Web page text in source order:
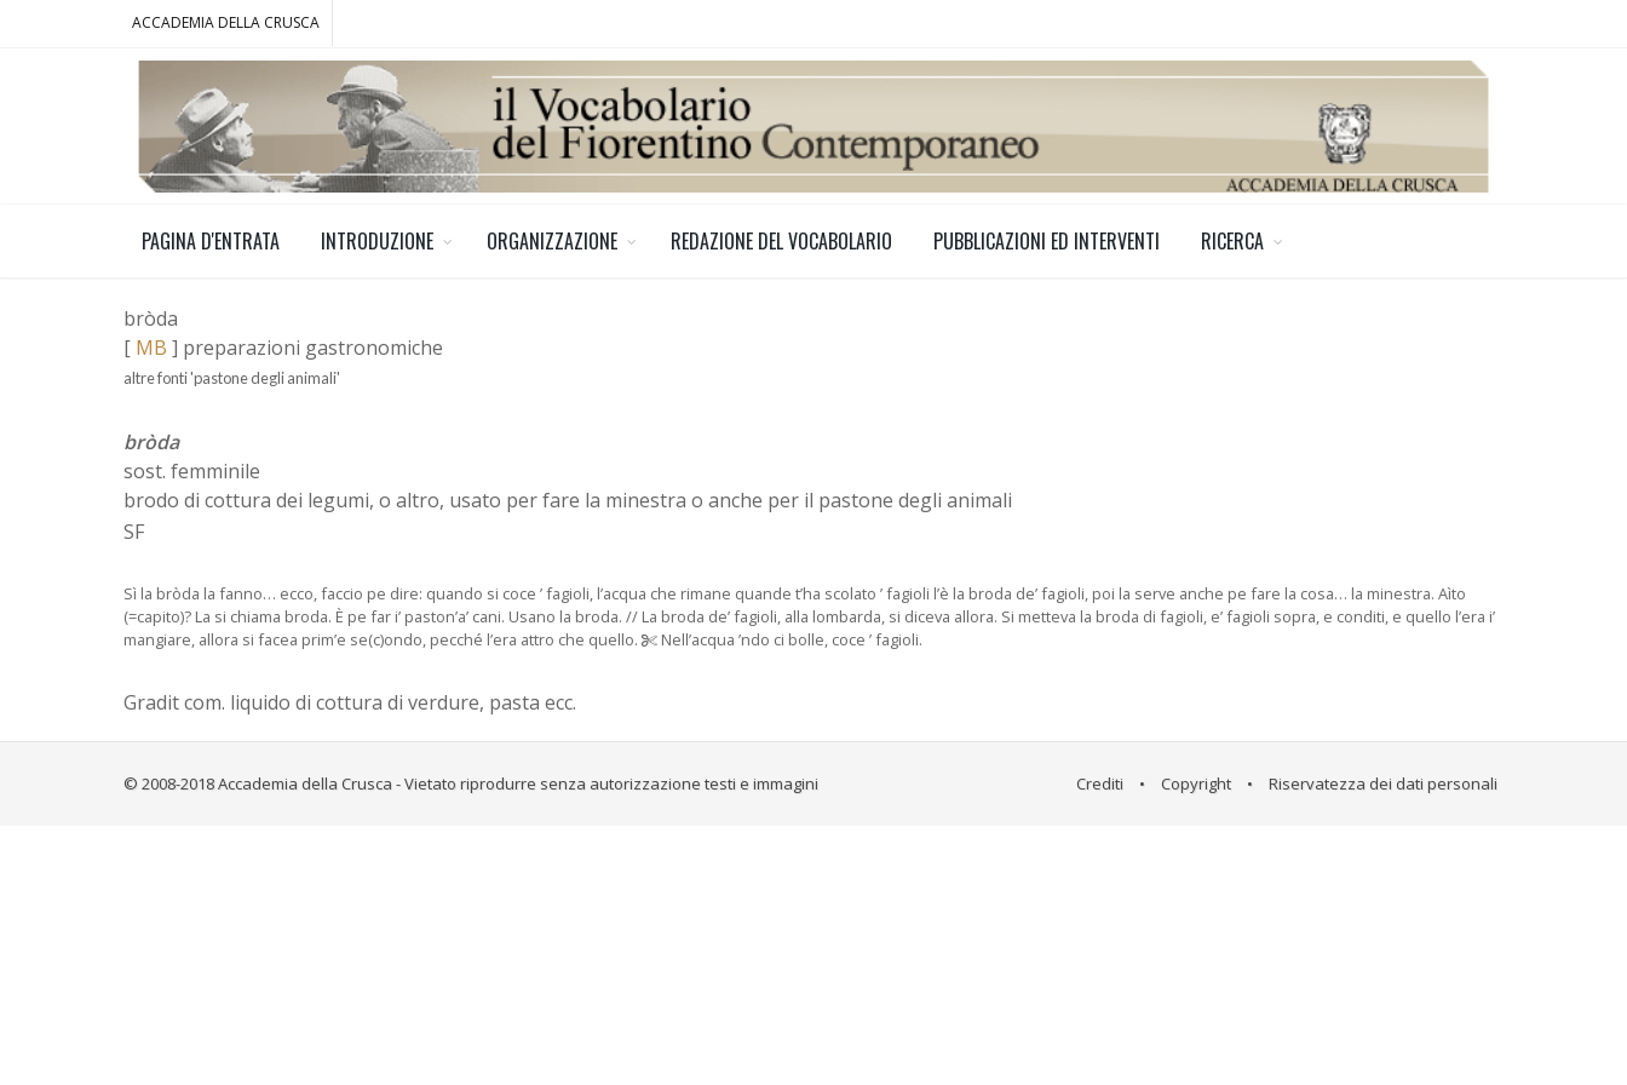
ACCADEMIA DELLA CRUSCA
PAGINA D'ENTRATA INTRODUZIONE ORGANIZZAZIONE REDAZIONE DEL VOCABOLARIO PUBBLICAZIONI ED INTERVENTI RICERCA
bròda
[ MB ] preparazioni gastronomiche
altre fonti 'pastone degli animali'
bròda
sost. femminile
brodo di cottura dei legumi, o altro, usato per fare la minestra o anche per il pastone degli animali
SF
Sì la bròda la fanno… ecco, faccio pe dire: quando si coce ’ fagioli, l’acqua che rimane quande t’ha scolato ’ fagioli l’è la broda de’ fagioli, poi la serve anche pe fare la cosa… la minestra. Aìto
(=capito)? La si chiama broda. È pe far i’ paston’a’ cani. Usano la broda. // La broda de’ fagioli, alla lombarda, si diceva allora. Si metteva la broda di fagioli, e’ fagioli sopra, e conditi, e quello l’era i’
mangiare, allora si facea prim’e se(c)ondo, pecché l’era attro che quello.
Nell’acqua ’ndo ci bolle, coce ’ fagioli.
Gradit com. liquido di cottura di verdure, pasta ecc.
Crediti • Copyright • Riservatezza dei dati personali
© 2008-2018 Accademia della Crusca - Vietato riprodurre senza autorizzazione testi e immagini